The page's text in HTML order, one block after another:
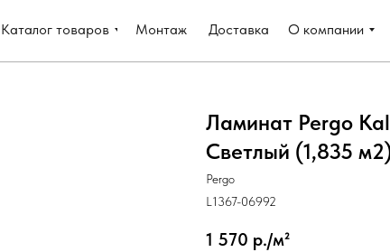
Каталог товаров Монтаж Доставка О компании
Ламинат Pergo
Светлый (1,835
Pergo
L1367-06992
1 570 р./м²